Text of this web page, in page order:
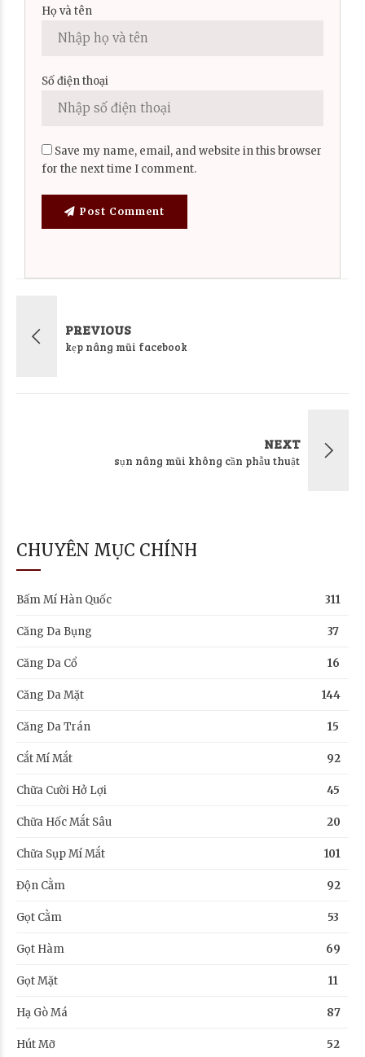
Họ và tên
Số điện thoại
Save my name, email, and website in this browser
for the next time I comment.
Post Comment
PREVIOUS
kẹp nâng mũi facebook
NEXT
sụn nâng mũi không cần phẫu thuật
CHUYÊN MỤC CHÍNH
Bấm Mí Hàn Quốc 311
Căng Da Bụng 37
Căng Da Cổ 16
Căng Da Mặt 144
Căng Da Trán 15
Cắt Mí Mắt 92
Chữa Cười Hở Lợi 45
Chữa Hốc Mắt Sâu 20
Chữa Sụp Mí Mắt 101
Độn Cằm 92
Gọt Cằm 53
Gọt Hàm 69
Gọt Mặt 11
Hạ Gò Má 87
Hút Mỡ 52